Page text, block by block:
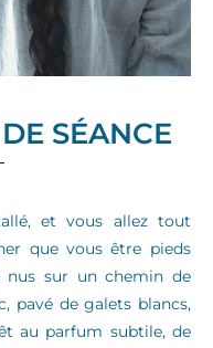
SÉANCE
et vous allez tout
que vous être pieds
nus sur un chemin de
pavé de galets blancs,
au parfum subtile, de